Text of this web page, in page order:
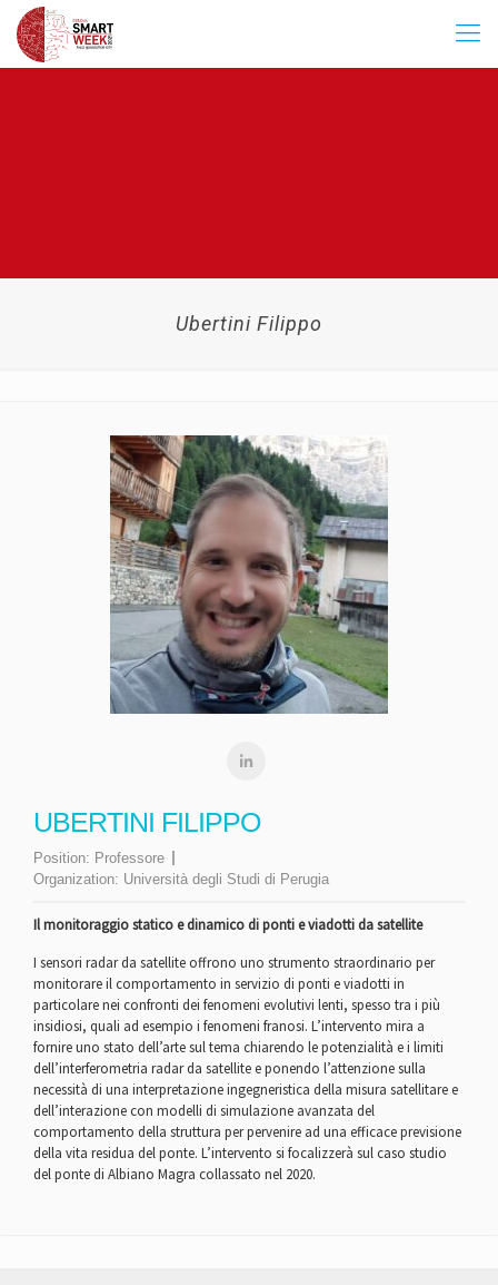
Ubertini Filippo
UBERTINI FILIPPO
Position: Professore
Organization: Università degli Studi di Perugia
Il monitoraggio statico e dinamico di ponti e viadotti da satellite
I sensori radar da satellite offrono uno strumento straordinario per
monitorare il comportamento in servizio di ponti e viadotti in
particolare nei confronti dei fenomeni evolutivi lenti, spesso tra i più
insidiosi, quali ad esempio i fenomeni franosi. L’intervento mira a
fornire uno stato dell’arte sul tema chiarendo le potenzialità e i limiti
dell’interferometria radar da satellite e ponendo l’attenzione sulla
necessità di una interpretazione ingegneristica della misura satellitare e
dell’interazione con modelli di simulazione avanzata del
comportamento della struttura per pervenire ad una efficace previsione
della vita residua del ponte. L’intervento si focalizzerà sul caso studio
del ponte di Albiano Magra collassato nel 2020.